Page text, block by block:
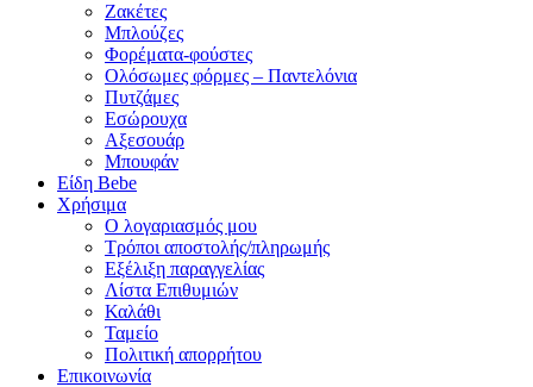
Ζακέτες
Μπλούζες
Φορέματα-φούστες
Ολόσωμες φόρμες – Παντελόνια
Πυτζάμες
Εσώρουχα
Αξεσουάρ
Μπουφάν
Είδη Bebe
Χρήσιμα
Ο λογαριασμός μου
Τρόποι αποστολής/πληρωμής
Εξέλιξη παραγγελίας
Λίστα Επιθυμιών
Καλάθι
Ταμείο
Πολιτική απορρήτου
Επικοινωνία